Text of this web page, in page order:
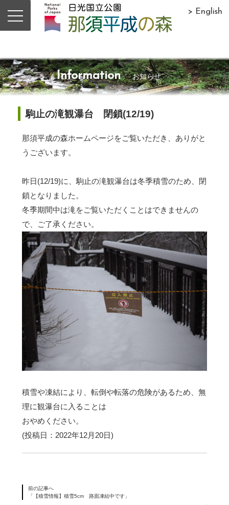
> English
Information お知らせ
駒止の滝観瀑台 閉鎖(12/19)
那須平成の森ホームページをご覧いただき、ありがと
うございます。
昨日(12/19)に、駒止の滝観瀑台は冬季積雪のため、閉
鎖となりました。
冬季期間中は滝をご覧いただくことはできませんの
で、ご了承ください。
積雪や凍結により、転倒や転落の危険があるため、無
理に観瀑台に入ることは
おやめください。
(投稿日：2022年12月20日)
前の記事へ
「【積雪情報】積雪5cm 路面凍結中です」